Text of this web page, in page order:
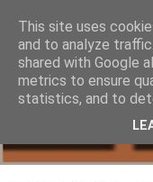
This site uses
and to analyze
shared with Google
metrics to ensure
statistics, and to